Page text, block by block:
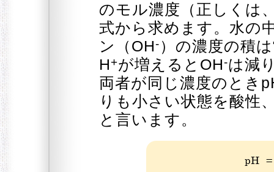
のモル濃度（正しくは
式から求めます。水の
ン（OH- ）の濃度の積
H+が増えるとOH-は減
両者が同じ濃度のとき
りも小さい状態を酸性
と言います。